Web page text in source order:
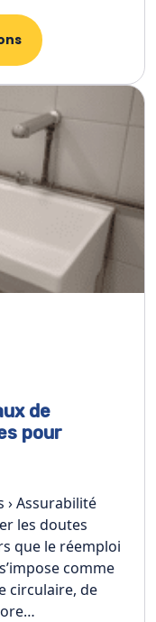
de
pour
› Assurabilité
les doutes
que le réemploi
comme
circulaire, de